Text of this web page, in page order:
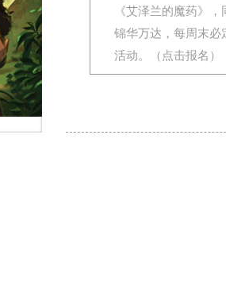
《艾泽兰的魔药》
锦华万达，每周末
活动。（点击报名）